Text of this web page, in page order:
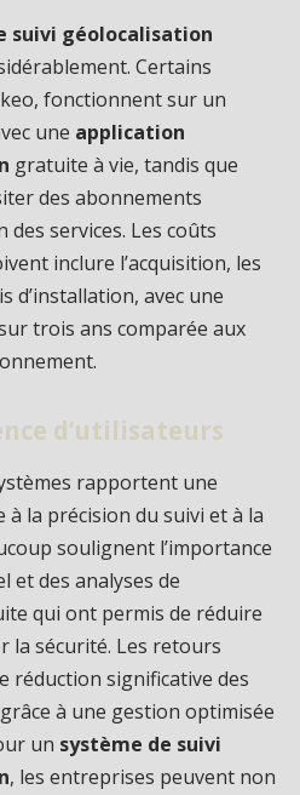
suivi géolocalisation
Certains
fonctionnent sur un
une application
gratuite à vie, tandis que
des abonnements
services. Les coûts
inclure l’acquisition, les
d’installation, avec une
trois ans comparée aux
d’utilisateurs
rapportent une
la précision du suivi et à la
soulignent l’importance
et des analyses de
qui ont permis de réduire
la sécurité. Les retours
réduction significative des
à une gestion optimisée
un système de suivi
, les entreprises peuvent non